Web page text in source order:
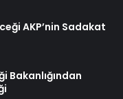
AKP’nin Sadakat
Bakanlığından